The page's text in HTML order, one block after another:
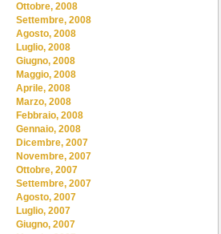
Ottobre, 2008
Settembre, 2008
Agosto, 2008
Luglio, 2008
Giugno, 2008
Maggio, 2008
Aprile, 2008
Marzo, 2008
Febbraio, 2008
Gennaio, 2008
Dicembre, 2007
Novembre, 2007
Ottobre, 2007
Settembre, 2007
Agosto, 2007
Luglio, 2007
Giugno, 2007